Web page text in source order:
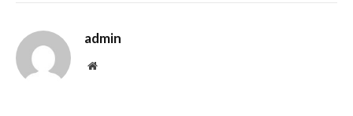
admin
Website